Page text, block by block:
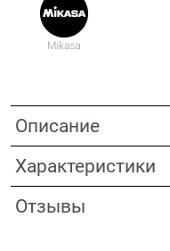
Описание
Характеристики
Отзывы